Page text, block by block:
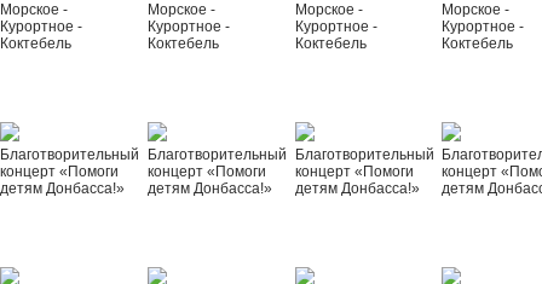
Морское -
Курортное -
Коктебель
Морское -
Курортное -
Коктебель
Морское -
Курортное -
Коктебель
Морское -
Курортное -
Коктебель
Благотворительный
концерт «Помоги
детям Донбасса!»
Благотворительный
концерт «Помоги
детям Донбасса!»
Благотворительный
концерт «Помоги
детям Донбасса!»
концерт
детям